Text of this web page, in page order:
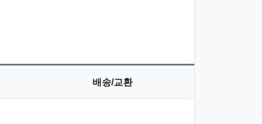
배송/교환